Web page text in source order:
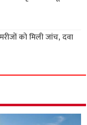
को मिली जांच, दवा